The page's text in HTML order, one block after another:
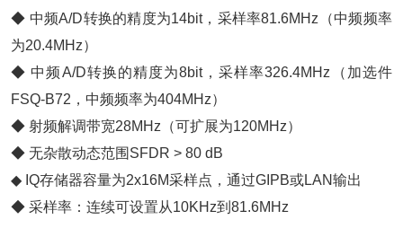
◆ 中频A/D转换的精度为14bit，采样率81.6MHz（中频频率
为20.4MHz）
◆ 中频A/D转换的精度为8bit，采样率326.4MHz（加选件
FSQ-B72，中频频率为404MHz）
◆ 射频解调带宽28MHz（可扩展为120MHz）
◆ 无杂散动态范围SFDR > 80 dB
◆ IQ存储器容量为2x16M采样点，通过GIPB或LAN输出
◆ 采样率：连续可设置从10KHz到81.6MHz